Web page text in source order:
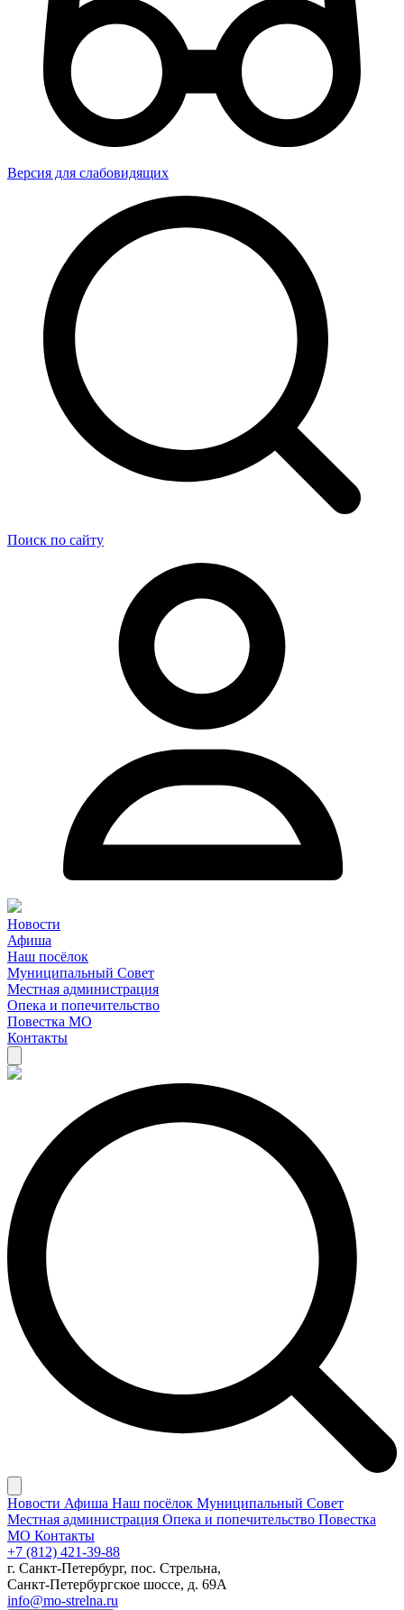
Версия для слабовидящих
Поиск по сайту
Новости
Афиша
Наш посёлок
Муниципальный Совет
Местная администрация
Опека и попечительство
Повестка МО
Контакты
Новости Афиша Наш посёлок Муниципальный Совет
Местная администрация Опека и попечительство Повестка
МО Контакты
+7 (812) 421-39-88
г. Санкт-Петербург, пос. Стрельна,
Санкт-Петербургское шоссе, д. 69А
info@mo-strelna.ru